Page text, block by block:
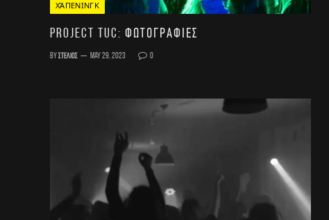
ΧΆΠΕΝΙΝΓΚ
Project TUC: Φωτογραφίες
ByΣτέλιος May 29, 2023 0